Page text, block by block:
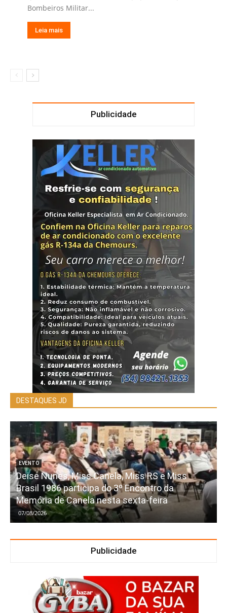
Bombeiros Militar...
Leia mais
Publicidade
DESTAQUES JD
EVENTO
Deise Nunes, Miss Canela, Miss RS e Miss
Brasil 1986 participa do 3º Encontro da
Memória de Canela nesta sexta-feira
07/08/2026
Publicidade